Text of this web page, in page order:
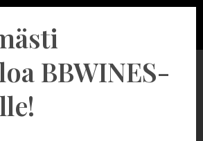
Marjosse
BBWINES-